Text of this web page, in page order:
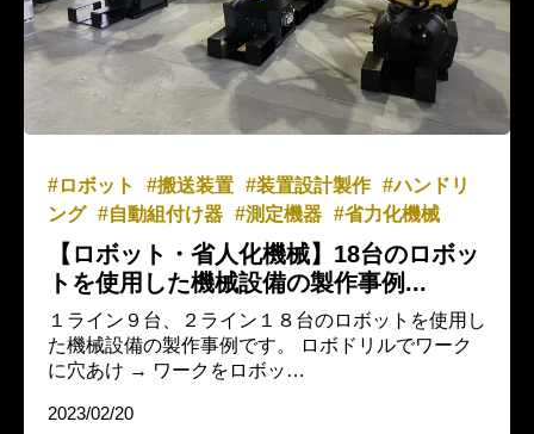
ロボット 搬送装置 装置設計製作
ハンドリ
ング
自動組付け器 測定機器 省力化機械
【ロボット・省人化機械】18台のロボッ
トを使用した機械設備の製作事例...
１ライン９台、２ライン１８台のロボットを使用し
た機械設備の製作事例です。 ロボドリルでワーク
に穴あけ → ワークをロボッ…
2023/02/20